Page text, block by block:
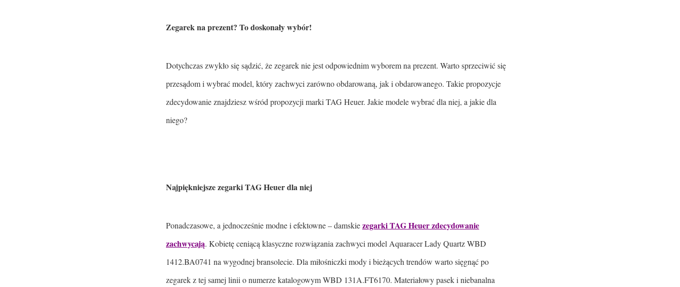
Zegarek na prezent? To doskonały wybór!
Dotychczas zwykło się sądzić, że zegarek nie jest odpowiednim wyborem na prezent. Warto sprzeciwić się
przesądom i wybrać model, który zachwyci zarówno obdarowaną, jak i obdarowanego. Takie propozycje
zdecydowanie znajdziesz wśród propozycji marki TAG Heuer. Jakie modele wybrać dla niej, a jakie dla
niego?
Najpiękniejsze zegarki TAG Heuer dla niej
Ponadczasowe, a jednocześnie modne i efektowne – damskiezegarki TAG Heuer zdecydowanie
zachwycają. Kobietę ceniącą klasyczne rozwiązania zachwyci model Aquaracer Lady Quartz WBD
1412.BA0741 na wygodnej bransolecie. Dla miłośniczki mody i bieżących trendów warto sięgnąć po
zegarek z tej samej linii o numerze katalogowym WBD 131A.FT6170. Materiałowy pasek i niebanalna